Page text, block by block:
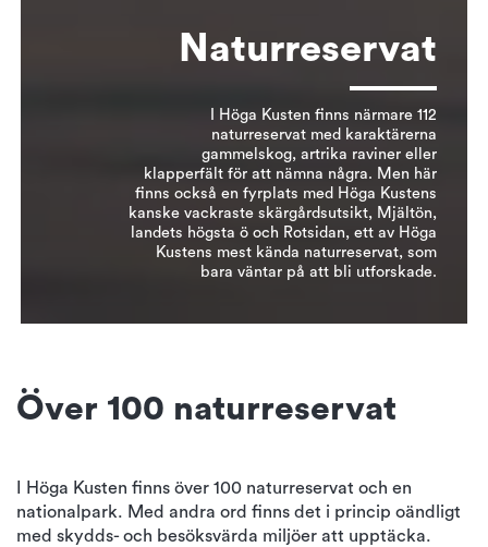
Naturreservat
I Höga Kusten finns närmare 112
naturreservat med karaktärerna
gammelskog, artrika raviner eller
klapperfält för att nämna några. Men här
finns också en fyrplats med Höga Kustens
kanske vackraste skärgårdsutsikt, Mjältön,
landets högsta ö och Rotsidan, ett av Höga
Kustens mest kända naturreservat, som
bara väntar på att bli utforskade.
Över 100 naturreservat
I Höga Kusten finns över 100 naturreservat och en
nationalpark. Med andra ord finns det i princip oändligt
med skydds- och besöksvärda miljöer att upptäcka.